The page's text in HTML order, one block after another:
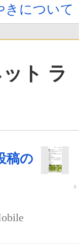
きについて
ト ラ
稿の